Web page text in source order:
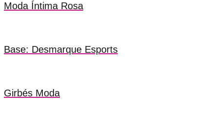
Moda Íntima Rosa
Base: Desmarque Esports
Girbés Moda